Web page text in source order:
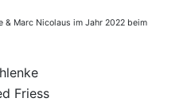
& Marc Nicolaus im Jahr 2022 beim
Friess